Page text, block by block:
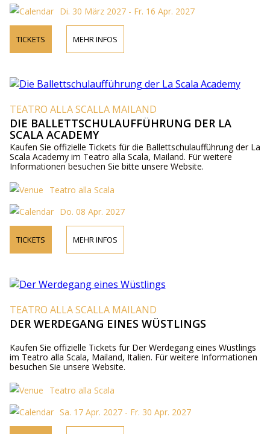
Di. 30 März 2027 - Fr. 16 Apr. 2027
TICKETS MEHR INFOS
TEATRO ALLA SCALLA MAILAND
DIE BALLETTSCHULAUFFÜHRUNG DER LA
SCALA ACADEMY
Kaufen Sie offizielle Tickets für die Ballettschulaufführung der La
Scala Academy im Teatro alla Scala, Mailand. Für weitere
Informationen besuchen Sie bitte unsere Website.
Teatro alla Scala
Do. 08 Apr. 2027
TICKETS MEHR INFOS
TEATRO ALLA SCALLA MAILAND
DER WERDEGANG EINES WÜSTLINGS
Kaufen Sie offizielle Tickets für Der Werdegang eines Wüstlings
im Teatro alla Scala, Mailand, Italien. Für weitere Informationen
besuchen Sie unsere Website.
Teatro alla Scala
Sa. 17 Apr. 2027 - Fr. 30 Apr. 2027